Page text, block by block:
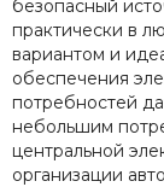
безопасный
практически в
вариантом и
обеспечения
потребностей
небольшим
центральной
организации